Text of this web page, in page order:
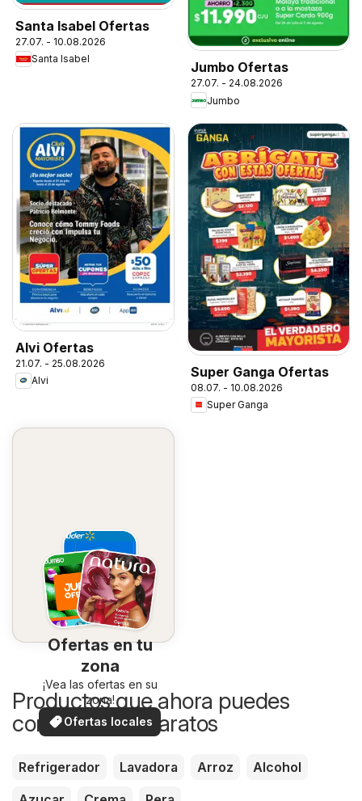
Santa Isabel Ofertas
27.07. - 10.08.2026
Santa Isabel
Jumbo Ofertas
27.07. - 24.08.2026
Jumbo
Alvi Ofertas
21.07. - 25.08.2026
Alvi
Super Ganga Ofertas
08.07. - 10.08.2026
Super Ganga
Ofertas en tu
zona
¡Vea las ofertas en su
zona!
Ofertas locales
Productos que ahora puedes
comprar más baratos
Refrigerador Lavadora Arroz
Alcohol